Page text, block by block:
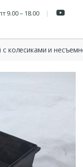
9.00 – 18.00
колесиками и